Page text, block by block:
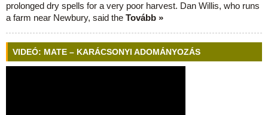
prolonged dry spells for a very poor harvest. Dan Willis, who runs
a farm near Newbury, said the Tovább »
VIDEÓ: MATE – KARÁCSONYI ADOMÁNYOZÁS